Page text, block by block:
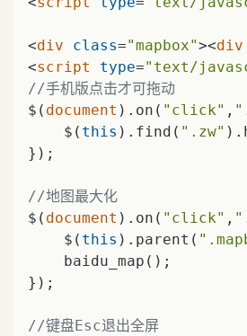
<div class="mapbox"><div
<script type="text/
//手机版点击才可拖动
$( document ).on( "click" ,
    $(
this ).find( ".zw"
});
//地图最大化
$( document ).on( "click" ,
    $(
this ).parent(
    baidu_map();
});
//键盘Esc退出全屏